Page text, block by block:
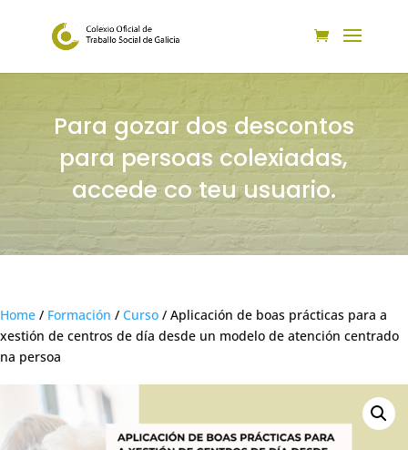
Para gozar dos descontos
para persoas colexiadas,
accede co teu usuario.
Home / Formación / Curso / Aplicación de boas prácticas para a
xestión de centros de día desde un modelo de atención centrado
na persoa